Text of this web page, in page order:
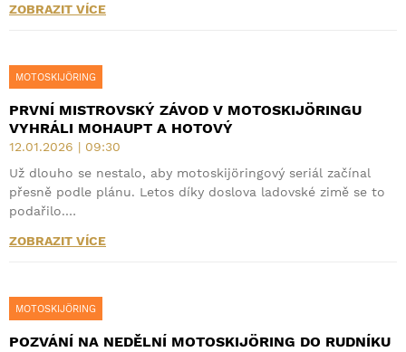
ZOBRAZIT VÍCE
MOTOSKIJÖRING
PRVNÍ MISTROVSKÝ ZÁVOD V MOTOSKIJÖRINGU
VYHRÁLI MOHAUPT A HOTOVÝ
12.01.2026 | 09:30
Už dlouho se nestalo, aby motoskijöringový seriál začínal
přesně podle plánu. Letos díky doslova ladovské zimě se to
podařilo.…
ZOBRAZIT VÍCE
MOTOSKIJÖRING
POZVÁNÍ NA NEDĚLNÍ MOTOSKIJÖRING DO RUDNÍKU